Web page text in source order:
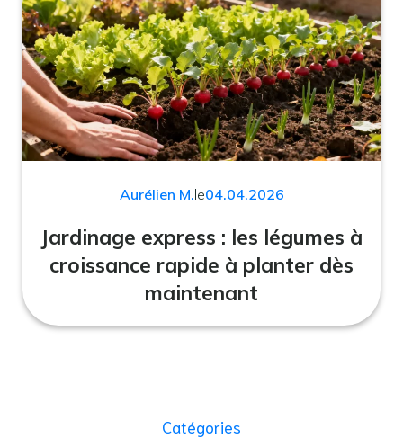
Aurélien M.le04.04.2026
Jardinage express : les légumes à
croissance rapide à planter dès
maintenant
Catégories